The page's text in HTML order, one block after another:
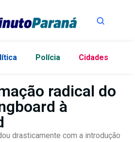
Polícia Cidades
radical do
à
drasticamente com a introdução